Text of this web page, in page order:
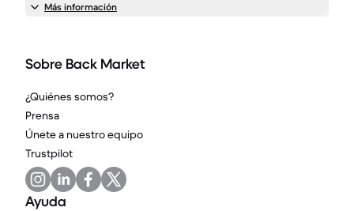
Más información
Sobre Back Market
¿Quiénes somos?
Prensa
Únete a nuestro equipo
Trustpilot
Ayuda